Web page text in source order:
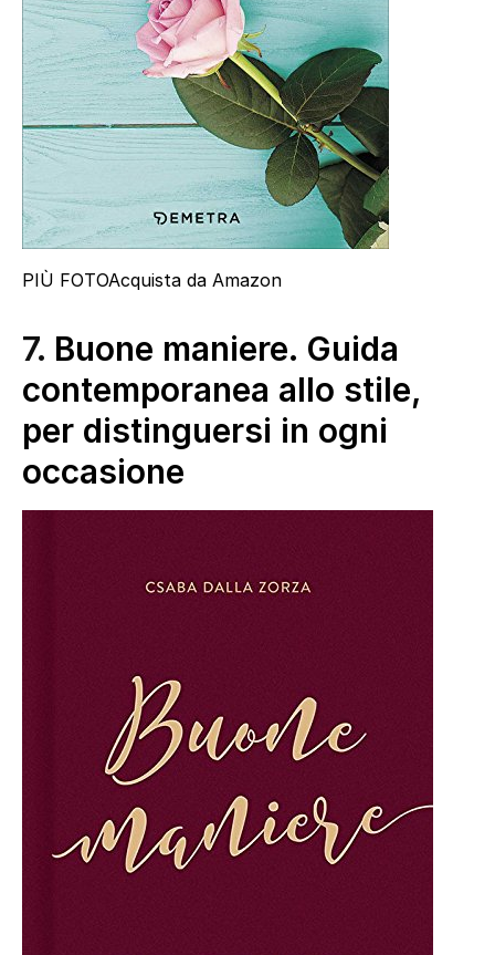
PIÙ FOTOAcquista da Amazon
7. Buone maniere. Guida
contemporanea allo stile,
per distinguersi in ogni
occasione